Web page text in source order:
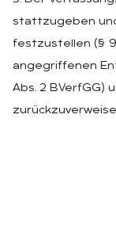
stattzugeben
festzustellen (§
angegriffenen
Abs. 2 BVerfGG)